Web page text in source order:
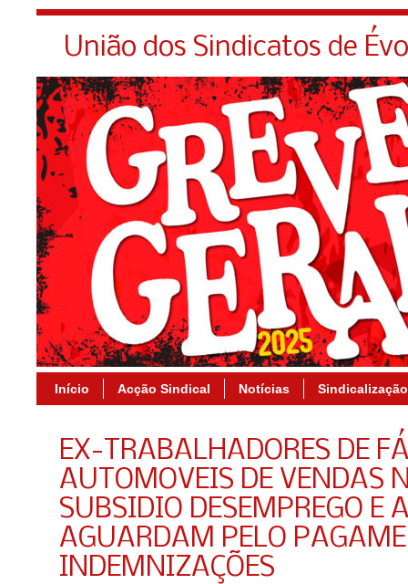
União dos Sindicatos de
Início Acção Sindical Notícias Sindicalização
EX-TRABALHADORES DE
AUTOMOVEIS DE VENDAS
SUBSIDIO DESEMPREGO E
AGUARDAM PELO
INDEMNIZAÇÕES